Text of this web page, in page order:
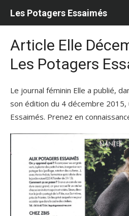
Les Potagers Essaimés
Article Elle
Les Potagers
Le journal féminin Elle a publié,
son édition du 4 décembre
Essaimés. Prenez en